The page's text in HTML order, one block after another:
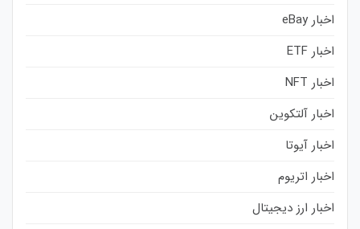
اخبار eBay
اخبار ETF
اخبار NFT
اخبار آلتکوین
اخبار آیوتا
اخبار اتریوم
اخبار ارز دیجیتال